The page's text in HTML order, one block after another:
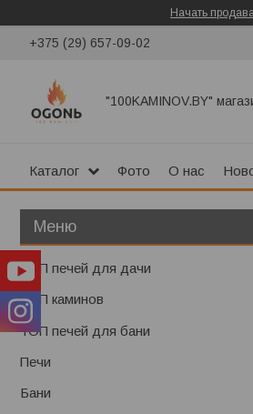
Начать
+375 (29) 657-09-02
"100KAMINOV.BY"
Каталог Фото О нас
ТОП печей для дачи
ТОП каминов
ТОП печей для бани
Печи
Бани